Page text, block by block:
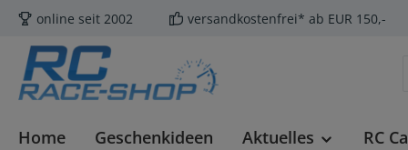
Hauptinhalt springen
Zur Suche springen
Zur Hauptnavigation springen
online seit 2002 versandkostenfrei* ab EUR 150,-
Home Geschenkideen Aktuelles RC